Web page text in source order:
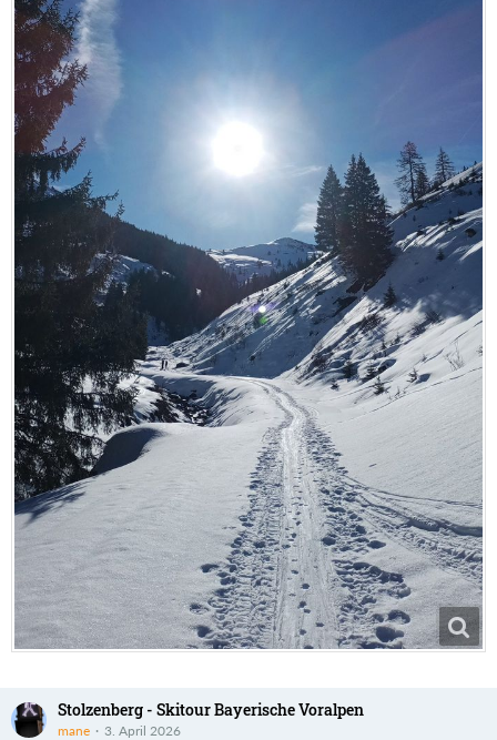
Stolzenberg - Skitour Bayerische Voralpen
mane 3. April 2026